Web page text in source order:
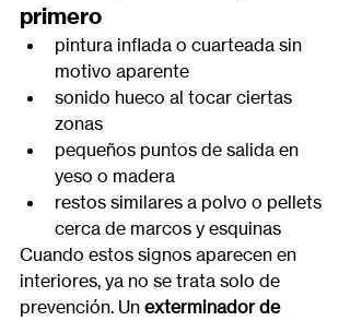
primero
pintura inflada o cuarteada sin
motivo aparente
sonido hueco al tocar ciertas
zonas
pequeños puntos de salida en
yeso o madera
restos similares a polvo o pellets
cerca de marcos y esquinas
Cuando estos signos aparecen en
interiores, ya no se trata solo de
prevención. Un exterminador de